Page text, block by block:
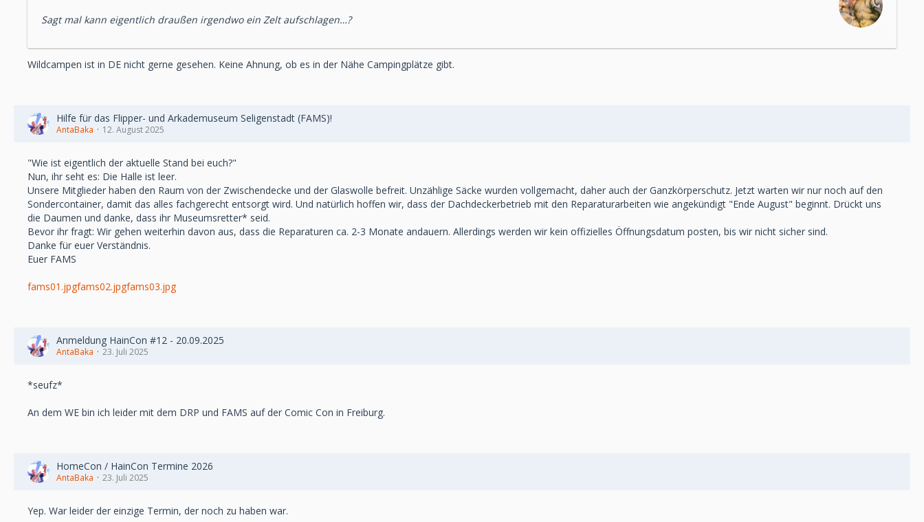
Sagt mal kann eigentlich draußen irgendwo ein Zelt aufschlagen…?
Wildcampen ist in DE nicht gerne gesehen. Keine Ahnung, ob es in der Nähe Campingplätze gibt.
Hilfe für das Flipper- und Arkademuseum Seligenstadt (FAMS)!
AntaBaka 12. August 2025
"Wie ist eigentlich der aktuelle Stand bei euch?"
Nun, ihr seht es: Die Halle ist leer.
Unsere Mitglieder haben den Raum von der Zwischendecke und der Glaswolle befreit. Unzählige Säcke wurden vollgemacht, daher auch der Ganzkörperschutz. Jetzt warten wir nur noch auf den
Sondercontainer, damit das alles fachgerecht entsorgt wird. Und natürlich hoffen wir, dass der Dachdeckerbetrieb mit den Reparaturarbeiten wie angekündigt "Ende August" beginnt. Drückt uns
die Daumen und danke, dass ihr Museumsretter* seid.
Bevor ihr fragt: Wir gehen weiterhin davon aus, dass die Reparaturen ca. 2-3 Monate andauern. Allerdings werden wir kein offizielles Öffnungsdatum posten, bis wir nicht sicher sind.
Danke für euer Verständnis.
Euer FAMS
fams01.jpgfams02.jpgfams03.jpg
Anmeldung HainCon #12 - 20.09.2025
AntaBaka 23. Juli 2025
*seufz*
An dem WE bin ich leider mit dem DRP und FAMS auf der Comic Con in Freiburg.
HomeCon / HainCon Termine 2026
AntaBaka 23. Juli 2025
Yep. War leider der einzige Termin, der noch zu haben war.